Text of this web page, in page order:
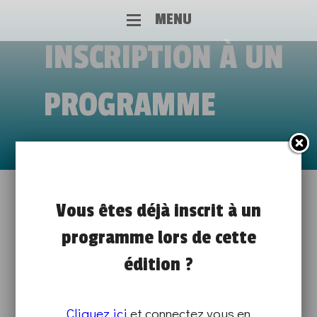
MENU
INSCRIPTION À UN
PROGRAMME
VISITE DU UFA DE BAVAY
de 14h00 à 18h00
PORTES OUVERTES EN ÉCOLE
Vous êtes déjà inscrit à un
programme lors de cette
édition ?
Cliquez ici et connectez vous en